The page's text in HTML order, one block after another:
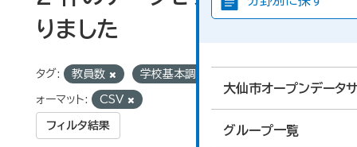
大仙市オープンデータ
グループ一覧
りました
タグ: 教員数 学校基本調査
ォーマット: CSV
フィルタ結果